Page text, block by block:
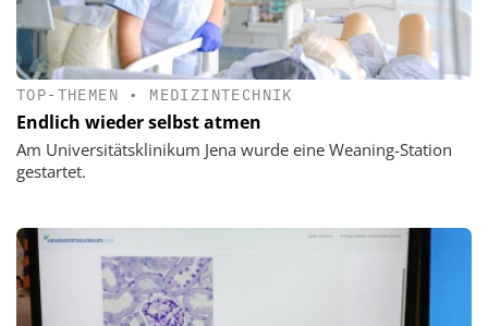
TOP-THEMEN • MEDIZINTECHNIK
Endlich wieder selbst atmen
Am Universitätsklinikum Jena wurde eine Weaning-Station
gestartet.